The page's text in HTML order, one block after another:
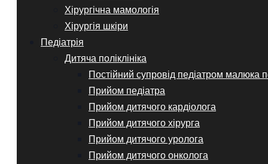
Хірургічна мамологія
Хірургія шкіри
Педіатрія
Дитяча поліклініка
Постійний супровід педіатром малюка
Прийом педіатра
Прийом дитячого кардіолога
Прийом дитячого хірурга
Прийом дитячого уролога
Прийом дитячого онколога